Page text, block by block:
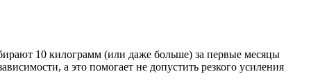
10 килограмм (или даже больше) за первые месяцы
а это помогает не допустить резкого усиления